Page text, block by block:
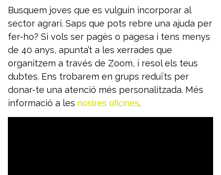
Busquem joves que es vulguin incorporar al
sector agrari. Saps que pots rebre una ajuda per
fer-ho? Si vols ser pagès o pagesa i tens menys
de 40 anys, apunta’t a les xerrades que
organitzem a través de Zoom, i resol els teus
dubtes. Ens trobarem en grups reduïts per
donar-te una atenció més personalitzada. Més
informació a les nostres oficines.